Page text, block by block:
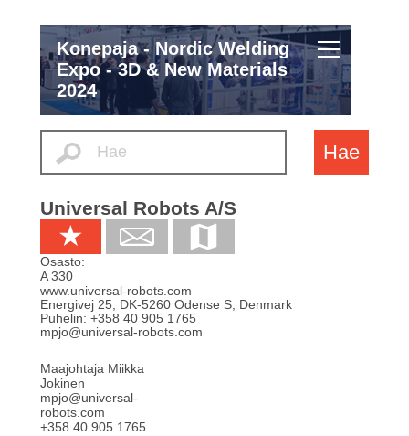
Konepaja - Nordic Welding
Expo - 3D & New Materials
2024
Hae
Universal Robots A/S
Osasto:
A 330
www.universal-robots.com
Energivej 25 DK-5260 Odense S, Denmark
Puhelin: +358 40 905 1765
mpjo@universal-robots.com
Maajohtaja Miikka
Jokinen
mpjo@universal-
robots.com
+358 40 905 1765